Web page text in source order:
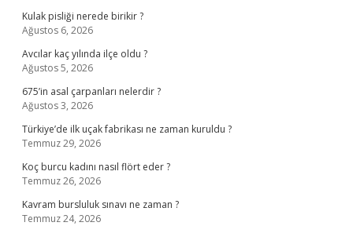
Kulak pisliği nerede birikir ?
Ağustos 6, 2026
Avcılar kaç yılında ilçe oldu ?
Ağustos 5, 2026
675’in asal çarpanları nelerdir ?
Ağustos 3, 2026
Türkiye’de ilk uçak fabrikası ne zaman kuruldu ?
Temmuz 29, 2026
Koç burcu kadını nasıl flört eder ?
Temmuz 26, 2026
Kavram bursluluk sınavı ne zaman ?
Temmuz 24, 2026